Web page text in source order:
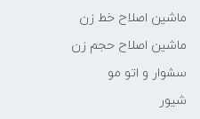
ماشین اصلاح خط زن
ماشین اصلاح حجم زن
سشوار و اتو مو
شیور